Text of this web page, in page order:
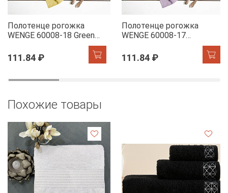
Полотенце рогожка
WENGE 60008-18 Green
111.84 ₽
Полотенце рогожка
WENGE 60008-17
111.84 ₽
Похожие товары